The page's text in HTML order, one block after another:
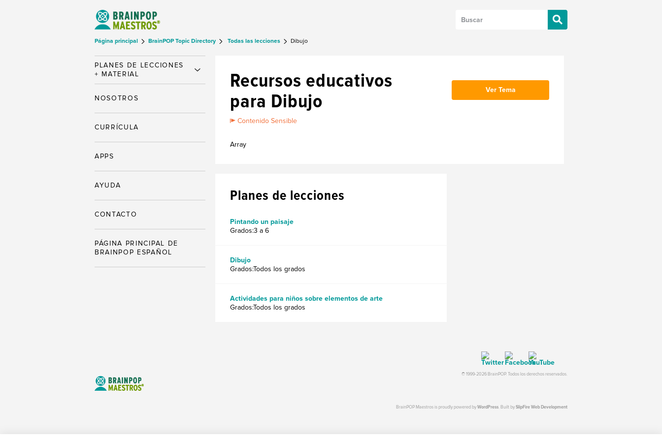
Página principal BrainPOP Topic Directory Todas las lecciones Dibujo
Recursos educativos
para Dibujo
Contenido Sensible
Array
Ver Tema
Planes de lecciones
Pintando un paisaje
Grados:3 a 6
Dibujo
Grados:Todos los grados
Actividades para niños sobre elementos de arte
Grados:Todos los grados
PLANES DE LECCIONES
+ MATERIAL
NOSOTROS
CURRÍCULA
APPS
AYUDA
CONTACTO
PÁGINA PRINCIPAL DE
BRAINPOP ESPAÑOL
© 1999-2026 BrainPOP. Todos los derechos reservados.
BrainPOP Maestros is proudly powered byWordPress. Built bySlipFire Web Development